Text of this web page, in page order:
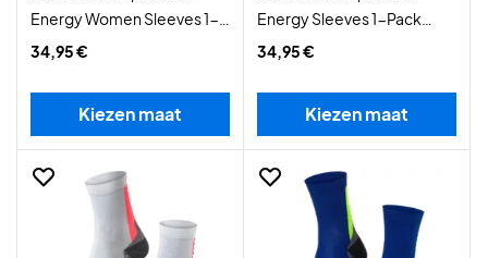
Energy Women Sleeves 1-
Pack Black
34,95 €
Kiezen maat
Energy Sleeves 1-Pack
Black
34,95 €
Kiezen maat